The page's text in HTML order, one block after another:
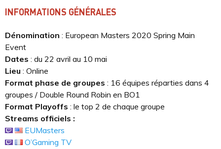
INFORMATIONS GÉNÉRALES
Dénomination : European Masters 2020 Spring Main
Event
Dates : du 22 avril au 10 mai
Lieu : Online
Format phase de groupes : 16 équipes réparties dans 4
groupes / Double Round Robin en BO1
Format Playoffs : le top 2 de chaque groupe
Streams officiels :
EUMasters
O’Gaming TV